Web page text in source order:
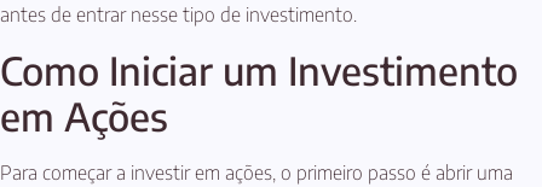
antes de entrar nesse tipo de investimento.
Como Iniciar um Investimento
em Ações
Para começar a investir em ações, o primeiro passo é abrir uma